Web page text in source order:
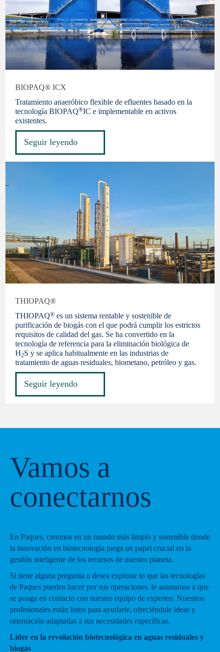
BIOPAQ® ICX
Tratamiento anaeróbico flexible de efluentes basado en la
tecnología BIOPAQ®IC e implementable en activos
existentes.
Seguir leyendo
THIOPAQ®
THIOPAQ® es un sistema rentable y sostenible de
purificación de biogás con el que podrá cumplir los estrictos
requisitos de calidad del gas. Se ha convertido en la
tecnología de referencia para la eliminación biológica de
H2S y se aplica habitualmente en las industrias de
tratamiento de aguas residuales, biometano, petróleo y gas.
Seguir leyendo
Vamos a
conectarnos
En Paques, creemos en un mundo más limpio y sostenible donde
la innovación en biotecnología juega un papel crucial en la
gestión inteligente de los recursos de nuestro planeta.
Si tiene alguna pregunta o desea explorar lo que las tecnologías
de Paques pueden hacer por sus operaciones, le animamos a que
se ponga en contacto con nuestro equipo de expertos. Nuestros
profesionales están listos para ayudarle, ofreciéndole ideas y
orientación adaptadas a sus necesidades específicas.
Líder en la revolución biotecnológica en aguas residuales y
biogás